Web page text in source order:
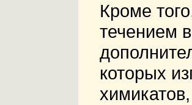
Кроме
течением
которых